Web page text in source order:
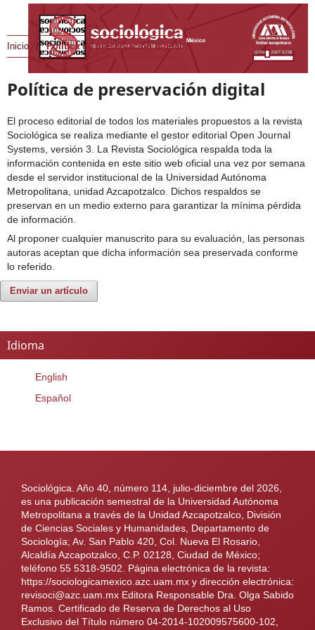
Inicio / Política de preservación digital
Política de preservación digital
El proceso editorial de todos los materiales propuestos a la revista
Sociológica se realiza mediante el gestor editorial Open Journal
Systems, versión 3. La Revista Sociológica respalda toda la
información contenida en este sitio web oficial una vez por semana
desde el servidor institucional de la Universidad Autónoma
Metropolitana, unidad Azcapotzalco. Dichos respaldos se
preservan en un medio externo para garantizar la mínima pérdida
de información.
Al proponer cualquier manuscrito para su evaluación, las personas
autoras aceptan que dicha información sea preservada conforme
lo referido.
Enviar un artículo
Idioma
English
Español
Sociológica. Año 40, número 114, julio-diciembre del 2026,
es una publicación semestral de la Universidad Autónoma
Metropolitana a través de la Unidad Azcapotzalco, División
de Ciencias Sociales y Humanidades, Departamento de
Sociología; Av. San Pablo 420, Col. Nueva El Rosario,
Alcaldía Azcapotzalco, C.P. 02128, Ciudad de México;
teléfono 55 5318-9502. Página electrónica de la revista:
https://sociologicamexico.azc.uam.mx y dirección electrónica:
revisoci@azc.uam.mx Editora Responsable Dra. Olga Sabido
Ramos. Certificado de Reserva de Derechos al Uso
Exclusivo del Título número 04-2014-102009575600-102,